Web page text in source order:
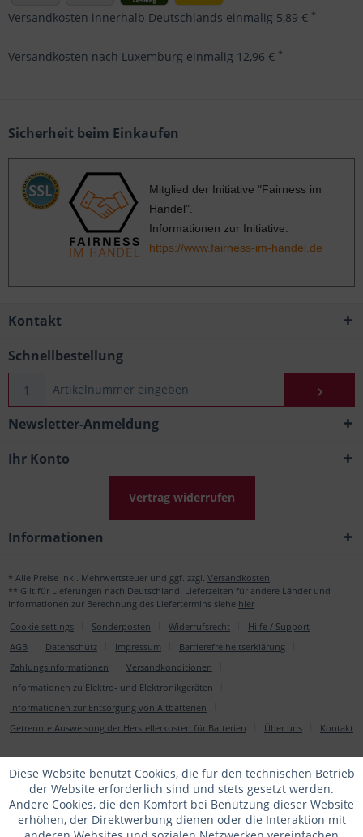
Versandkosten innerhalb Deutschlands einmalig 5,89 € *
Versandkosten nach Luxemburg einmalig 12,96 € *
Sicherheit beim Einkaufen
Mitglied der Initiative "Fairness im
Handel".
Informationen zur Initiative:
https://www.fairness-im-handel.de
Kontakt
Schnellbestellung
Newsletter-Anmeldung
Ihr Konto
Vertrag widerrufen
Informationen
* Alle Preise inkl. Mehrwertsteuer und ggf. zzgl. Versandkosten
** Gilt für Lieferungen nach Deutschland. Lieferzeiten für andere Länder und
Informationen zur Berechnung des Liefertermins siehe hier
Cookie settings
Sonderposten Widerrufsrecht
Hilfe / Support
AGB
Datenschutz Impressum
Barrierefreiheitserklärung
Zahlungsinformationen
Versandkonditionen
Informationen zu Elektro- und Elektronikgeräten
Informationen zur Entsorgung von Altbatterien
Getrennte Ausweisung der Herstellerkosten für Batterien
Über uns Kontakt
Diese Website benutzt Cookies, die für den technischen Betrieb
der Website erforderlich sind und stets gesetzt werden.
Andere Cookies, die den Komfort bei Benutzung dieser Website
erhöhen, der Direktwerbung dienen oder die Interaktion mit